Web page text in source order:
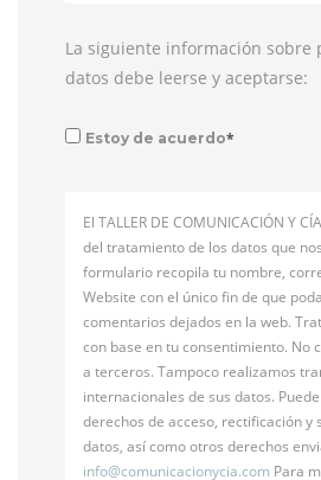
La siguiente información sobre
datos debe leerse y aceptarse:
Estoy de acuerdo*
El TALLER DE COMUNICACIÓN Y
del tratamiento de los datos que
formulario recopila tu nombre,
Website con el único fin de que
comentarios dejados en la web.
con base en tu consentimiento. No
a terceros. Tampoco realizamos
internacionales de sus datos.
derechos de acceso, rectificación y
datos, así como otros derechos
info@comunicacionycia.com Para